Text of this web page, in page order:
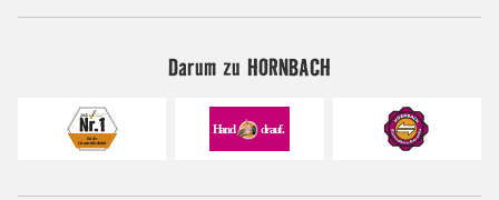
Darum zu HORNBACH